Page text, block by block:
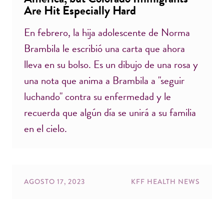
Are Hit Especially Hard
En febrero, la hija adolescente de Norma
Brambila le escribió una carta que ahora
lleva en su bolso. Es un dibujo de una rosa y
una nota que anima a Brambila a "seguir
luchando" contra su enfermedad y le
recuerda que algún día se unirá a su familia
en el cielo.
AGOSTO 17, 2023 KFF HEALTH NEWS